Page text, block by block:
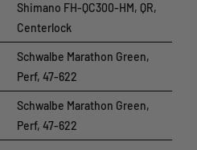
Shimano FH-QC300-HM, QR,
Centerlock
Schwalbe Marathon Green,
Perf, 47-622
Schwalbe Marathon Green,
Perf, 47-622